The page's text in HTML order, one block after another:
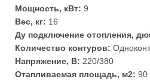
Мощность, кВт: 9
Вес, кг: 16
Ду подключение отопления,
Количество контуров:
Напряжение, В: 220/380
Отапливаемая площадь, м2: 90